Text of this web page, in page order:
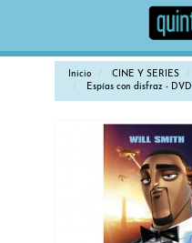
Inicio CINE Y SERIES
Espías con disfraz - DVD